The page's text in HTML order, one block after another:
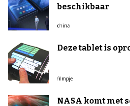
beschikbaar
china
Deze tablet is
filmpje
NASA komt met